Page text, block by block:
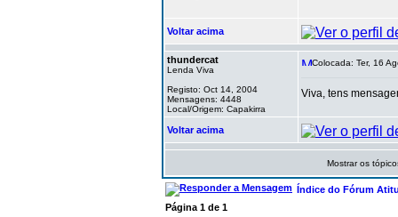
Voltar acima
thundercat
Lenda Viva
Registo: Oct 14, 2004
Mensagens: 4448
Local/Origem: Capakirra
Colocada: Ter, 16
Viva, tens
Voltar acima
Mostrar os
Índice do Fórum
Página 1 de 1